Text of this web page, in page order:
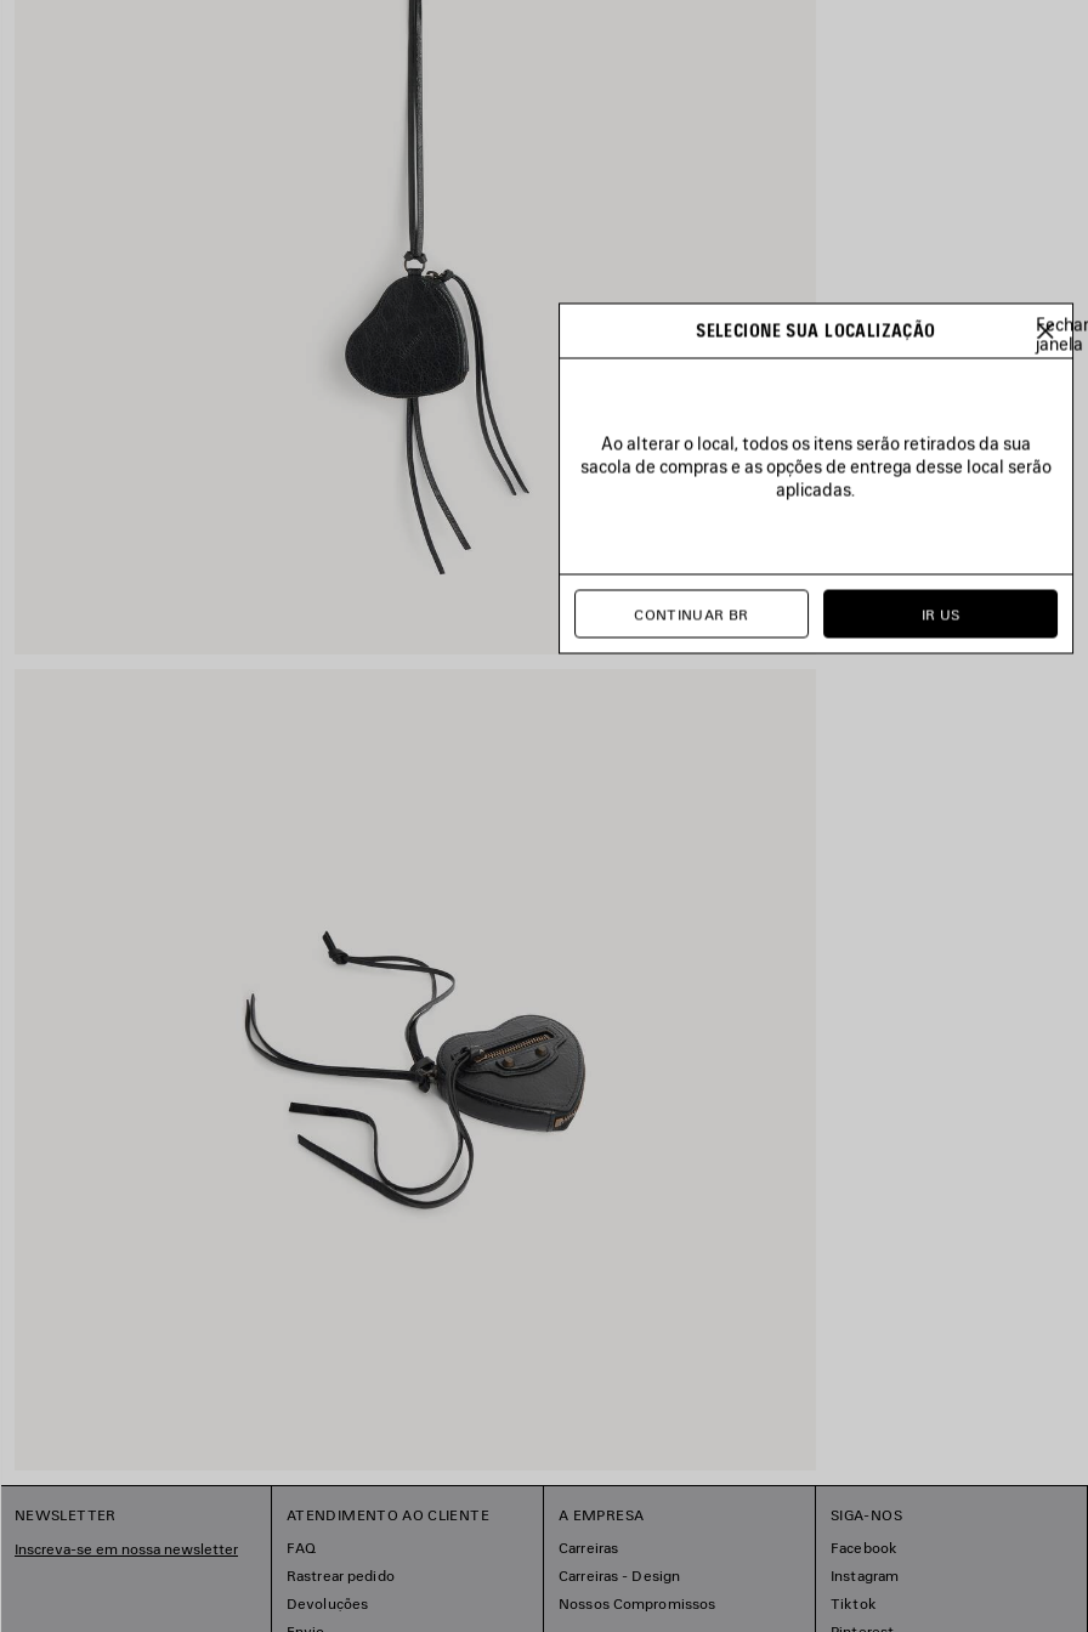
NEWSLETTER
Inscreva-se em nossa newsletter
ATENDIMENTO AO CLIENTE
FAQ
Rastrear pedido
Devoluções
A EMPRESA
Carreiras
Carreiras - Design
Nossos Compromissos
SIGA-NOS
Facebook
Instagram
Tiktok
SELECIONE SUA LOCALIZAÇÃO
Fechar
janela
Ao alterar o local, todos os itens serão retirados da sua
sacola de compras e as opções de entrega desse local serão
aplicadas.
CONTINUAR BR IR US